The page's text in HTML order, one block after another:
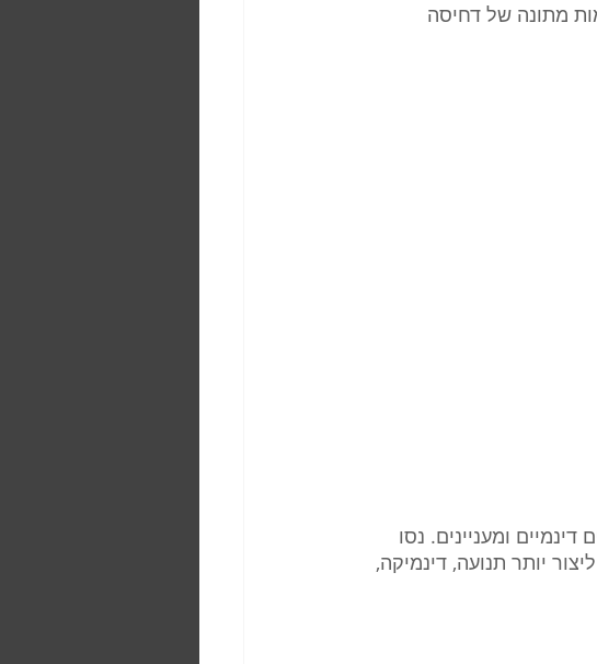
מתונה של דחיסה
ומעניינים. נסו
יותר תנועה, דינמיקה,